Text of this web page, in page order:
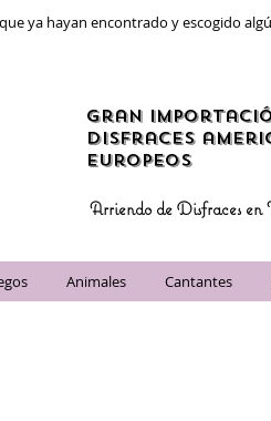
ya hayan encontrado y escogido
gran
disfraces
Europeos
Arriendo de Disfraces en
Animales Cantantes